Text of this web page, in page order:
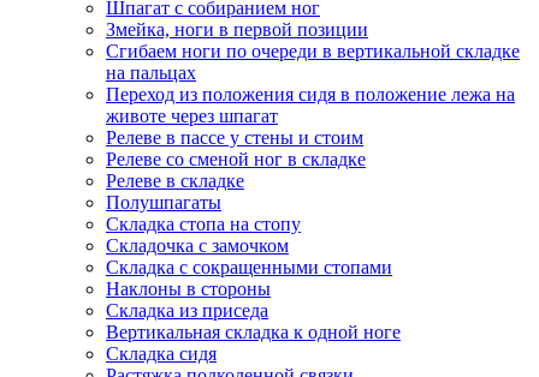
Шпагат с собиранием ног
Змейка, ноги в первой позиции
Сгибаем ноги по очереди в вертикальной складке
на пальцах
Переход из положения сидя в положение лежа на
животе через шпагат
Релеве в пассе у стены и стоим
Релеве со сменой ног в складке
Релеве в складке
Полушпагаты
Складка стопа на стопу
Складочка с замочком
Складка с сокращенными стопами
Наклоны в стороны
Складка из приседа
Вертикальная складка к одной ноге
Складка сидя